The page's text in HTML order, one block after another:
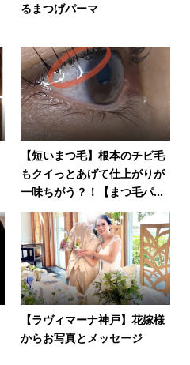
るまつげパーマ
【短いまつ毛】根本のチビ毛
もクイっとあげて仕上がりが
一味ちがう？！【まつ毛パ...
【ラヴィマーナ神戸】花嫁様
からお写真とメッセージ